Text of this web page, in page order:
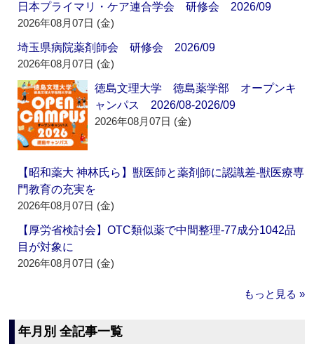
日本プライマリ・ケア連合学会 研修会 2026/09
2026年08月07日 (金)
埼玉県病院薬剤師会 研修会 2026/09
2026年08月07日 (金)
徳島文理大学 徳島薬学部 オープンキ
ャンパス 2026/08-2026/09
2026年08月07日 (金)
【昭和薬大 神林氏ら】獣医師と薬剤師に認識差‐獣医療専
門教育の充実を
2026年08月07日 (金)
【厚労省検討会】OTC類似薬で中間整理‐77成分1042品
目が対象に
2026年08月07日 (金)
もっと見る »
年月別 全記事一覧